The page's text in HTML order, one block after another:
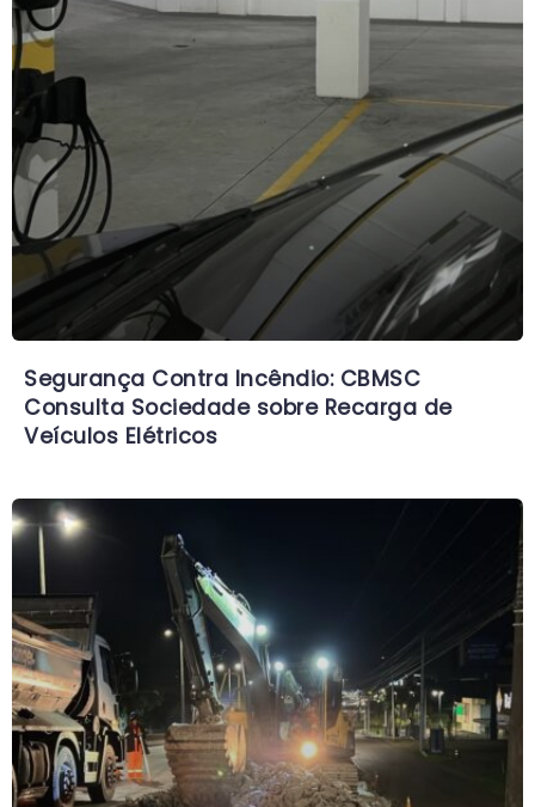
Segurança Contra Incêndio: CBMSC
Consulta Sociedade sobre Recarga de
Veículos Elétricos